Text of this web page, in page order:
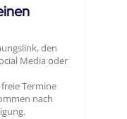
den
Media oder
Termine
nach